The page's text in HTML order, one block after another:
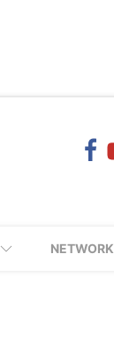
NETWORK